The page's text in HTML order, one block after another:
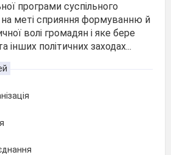
програми суспільного
меті сприяння формуванню й
волі громадян і яке бере
інших політичних заходах...